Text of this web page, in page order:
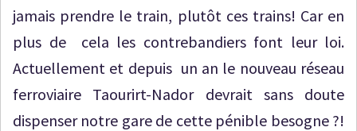
jamais prendre le train, plutôt ces trains! Car en
plus de cela les contrebandiers font leur loi.
Actuellement et depuis un an le nouveau réseau
ferroviaire Taourirt-Nador devrait sans doute
dispenser notre gare de cette pénible besogne ?!